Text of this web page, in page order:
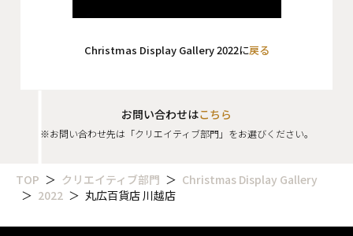
Christmas Display Gallery 2022に戻る
お問い合わせはこちら
※お問い合わせ先は「クリエイティブ部門」をお選びください。
TOP クリエイティブ部門
Christmas Display Gallery
2022
丸広百貨店 川越店